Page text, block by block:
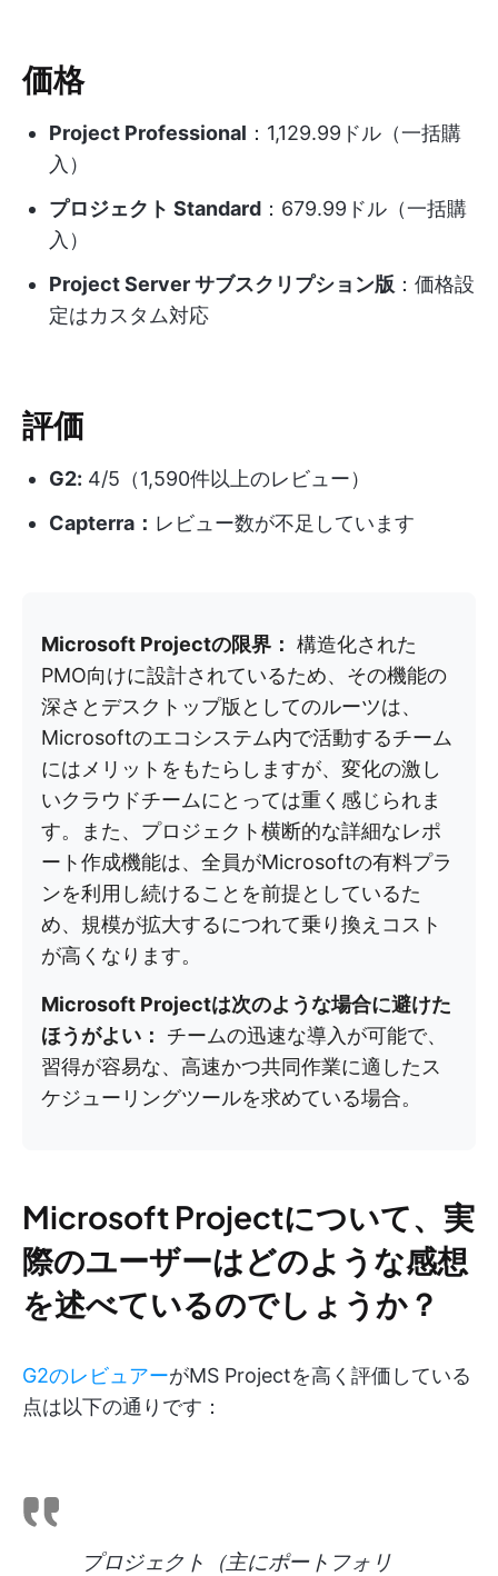
価格
Project Professional ：1,129.99ドル（一括購
入）
プロジェクト Standard ：679.99ドル（一括購
入）
Project Server サブスクリプション版 ：価格設
定はカスタム対応
評価
G2: 4/5（1,590件以上のレビュー）
Capterra： レビュー数が不足しています
Microsoft Projectの限界： 構造化された
PMO向けに設計されているため、その機能の
深さとデスクトップ版としてのルーツは、
Microsoftのエコシステム内で活動するチーム
にはメリットをもたらしますが、変化の激し
いクラウドチームにとっては重く感じられま
す。また、プロジェクト横断的な詳細なレポ
ート作成機能は、全員がMicrosoftの有料プラ
ンを利用し続けることを前提としているた
め、規模が拡大するにつれて乗り換えコスト
が高くなります。
Microsoft Projectは次のような場合に避けた
ほうがよい：
チームの迅速な導入が可能で、
習得が容易な、高速かつ共同作業に適したス
ケジューリングツールを求めている場合。
Microsoft Projectについて、実
際のユーザーはどのような感想
を述べているのでしょうか？
G2のレビュアーがMS Projectを高く評価している
点は以下の通りです：
プロジェクト（主にポートフォリ